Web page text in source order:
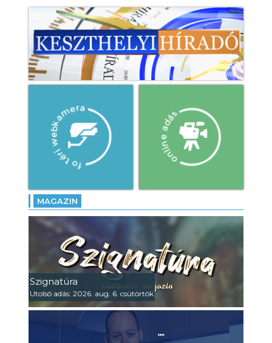
MAGAZIN
Szignatúra
Utolsó adás: 2026. aug. 6. csütörtök